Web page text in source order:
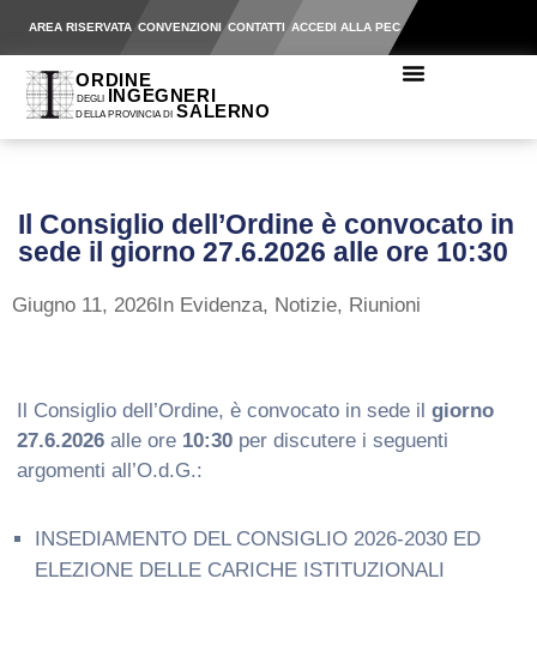
AREA RISERVATA CONVENZIONI CONTATTI ACCEDI ALLA PEC
Il Consiglio dell’Ordine è convocato in
sede il giorno 27.6.2026 alle ore 10:30
Giugno 11, 2026In Evidenza, Notizie, Riunioni
Il Consiglio dell’Ordine, è convocato in sede il giorno
27.6.2026alle ore 10:30per discutere i seguenti
argomenti all’O.d.G.:
INSEDIAMENTO DEL CONSIGLIO 2026-2030 ED
ELEZIONE DELLE CARICHE ISTITUZIONALI